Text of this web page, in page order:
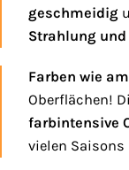
geschmeidig
Strahlung
Farben wie
Oberflächen!
farbintensive
vielen